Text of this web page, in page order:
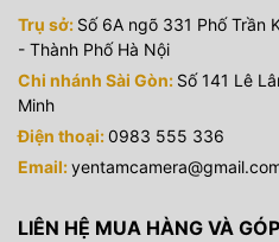
Trụ sở: Số 6A ngõ 331 Phố Trần
- Thành Phố Hà Nội
Chi nhánh Sài Gòn: Số 141 Lê
Minh
Điện thoại:0983 555 336
Email:
LIÊN HỆ MUA HÀNG VÀ